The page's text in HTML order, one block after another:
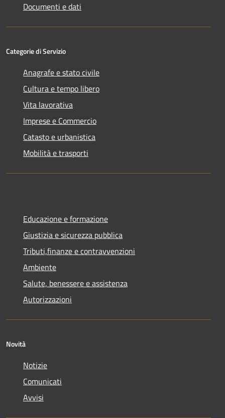
Documenti e dati
Categorie di Servizio
Anagrafe e stato civile
Cultura e tempo libero
Vita lavorativa
Imprese e Commercio
Catasto e urbanistica
Mobilità e trasporti
Educazione e formazione
Giustizia e sicurezza pubblica
Tributi,finanze e contravvenzioni
Ambiente
Salute, benessere e assistenza
Autorizzazioni
Novità
Notizie
Comunicati
Avvisi